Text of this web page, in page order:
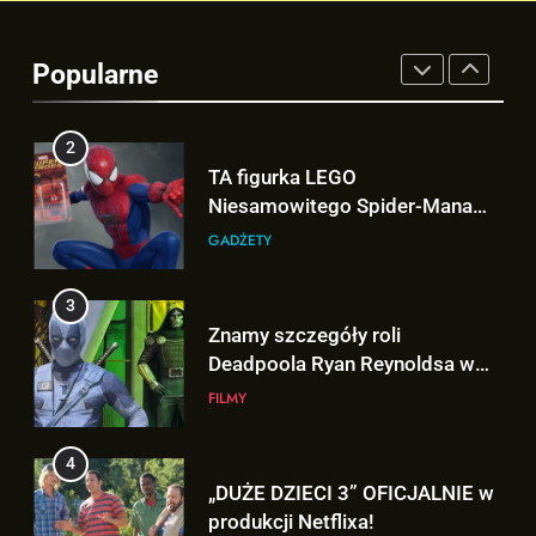
Popularne
NEW DAY” i… potwierdził jego
powrót!
2
TA figurka LEGO
Niesamowitego Spider-Mana
jest warta tysiące dolarów!
GADŻETY
3
Znamy szczegóły roli
Deadpoola Ryan Reynoldsa w
FILMY
4
„DUŻE DZIECI 3” OFICJALNIE w
produkcji Netflixa!